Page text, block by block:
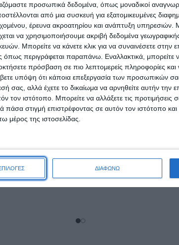
προσωπικά δεδομένα, όπως μοναδικοί
από μια συσκευή για εξατομικευμένες
έρευνα ακροατηρίου και ανάπτυξη υπηρεσιών.
να χρησιμοποιήσουμε ακριβή δεδομένα
Μπορείτε να κάνετε κλικ για να συναινέσετε στην
περιγράφεται παραπάνω. Εναλλακτικά, μπορείτε
πρόσβαση σε πιο λεπτομερείς πληροφορίες και
υπόψη ότι κάποια επεξεργασία των προσωπικών
σας, αλλά έχετε το δικαίωμα να αρνηθείτε αυτήν την
τον ιστότοπο. Μπορείτε να αλλάξετε τις προτιμήσεις
στιγμή επιστρέφοντας σε αυτόν τον ιστότοπο και
μέρος της ιστοσελίδας.
ΔΙΑΦΩΝΩ
producers
Διπλό με
& Αποσπώμενο
€
Como felt &
Ανώστρωμα Cool
Αποσπώμενο
76,90€